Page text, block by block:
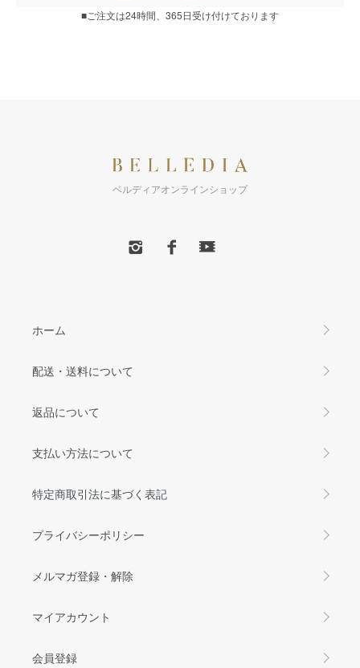
■ご注文は24時間、365日受け付けております
ベルディアオンラインショップ
ホーム
配送・送料について
返品について
支払い方法について
特定商取引法に基づく表記
プライバシーポリシー
メルマガ登録・解除
マイアカウント
会員登録